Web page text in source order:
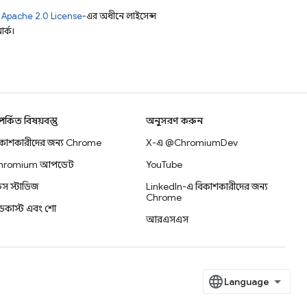
Apache 2.0 License-এর অধীনে লাইসেন্স
বিষয়বস্তু
জন্য Chrome
আপডেট
স্টাডিজ
এবং শো
অনুসরণ করুন
X-এ @ChromiumDev
YouTube
LinkedIn-এ বিকাশকারীদের জন্য
Chrome
আরএসএস